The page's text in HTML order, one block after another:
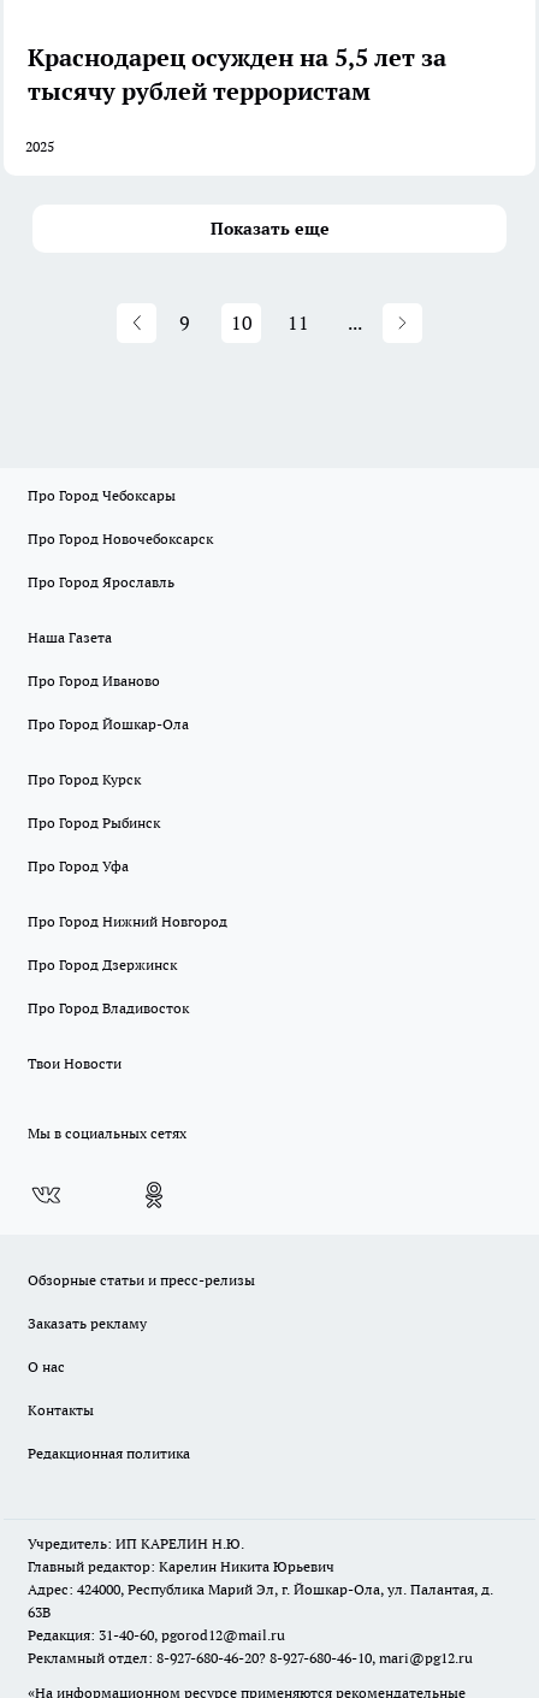
Краснодарец осужден на 5,5 лет за
тысячу рублей террористам
2025
Показать еще
9 10 11 ...
Про Город Чебоксары
Про Город Новочебоксарск
Про Город Ярославль
Наша Газета
Про Город Иваново
Про Город Йошкар-Ола
Про Город Курск
Про Город Рыбинск
Про Город Уфа
Про Город Нижний Новгород
Про Город Дзержинск
Про Город Владивосток
Твои Новости
Мы в социальных сетях
Обзорные статьи и пресс-релизы
Заказать рекламу
О нас
Контакты
Редакционная политика
Учредитель: ИП КАРЕЛИН Н.Ю.
Главный редактор: Карелин Никита Юрьевич
Адрес: 424000, Республика Марий Эл, г. Йошкар-Ола, ул. Палантая, д.
63В
Редакция: 31-40-60, pgorod12@mail.ru
Рекламный отдел: 8-927-680-46-20? 8-927-680-46-10, mari@pg12.ru
«На информационном ресурсе применяются рекомендательные